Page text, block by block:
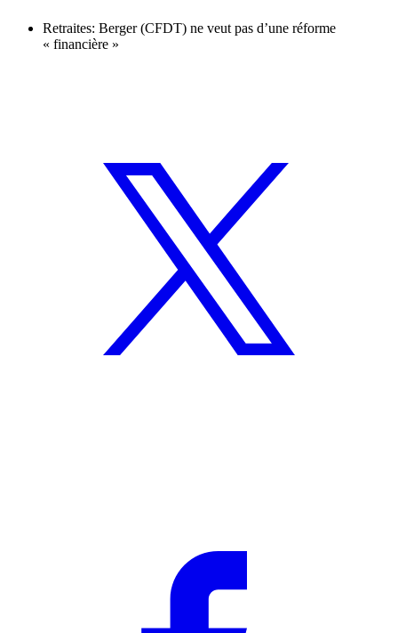
Retraites: Berger (CFDT) ne veut pas d’une réforme
« financière »